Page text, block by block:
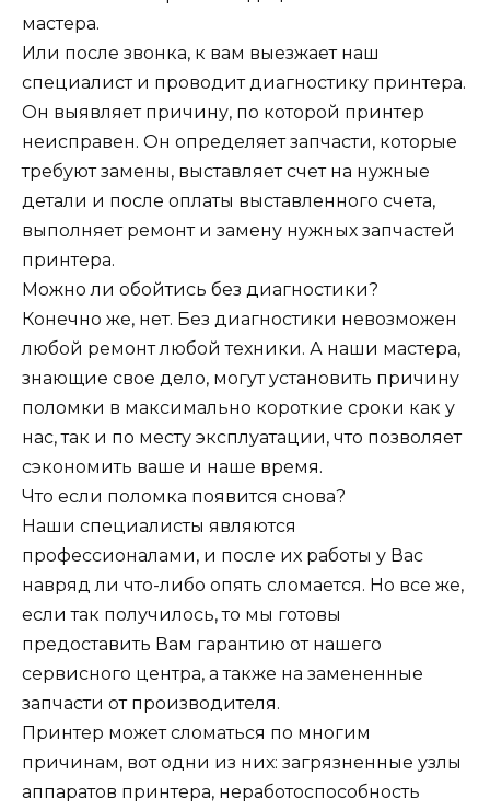
мастера.
Или после звонка, к вам выезжает наш
специалист и проводит диагностику принтера.
Он выявляет причину, по которой принтер
неисправен. Он определяет запчасти, которые
требуют замены, выставляет счет на нужные
детали и после оплаты выставленного счета,
выполняет ремонт и замену нужных запчастей
принтера.
Можно ли обойтись без диагностики?
Конечно же, нет. Без диагностики невозможен
любой ремонт любой техники. А наши мастера,
знающие свое дело, могут установить причину
поломки в максимально короткие сроки как у
нас, так и по месту эксплуатации, что позволяет
сэкономить ваше и наше время.
Что если поломка появится снова?
Наши специалисты являются
профессионалами, и после их работы у Вас
навряд ли что-либо опять сломается. Но все же,
если так получилось, то мы готовы
предоставить Вам гарантию от нашего
сервисного центра, а также на замененные
запчасти от производителя.
Принтер может сломаться по многим
причинам, вот одни из них: загрязненные узлы
аппаратов принтера, неработоспособность